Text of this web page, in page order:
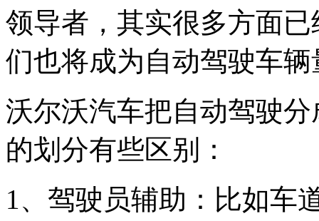
领导者，其实很多方面
们也将成为自动驾驶车
沃尔沃汽车把自动驾驶
的划分有些区别：
1、驾驶员辅助：比如车